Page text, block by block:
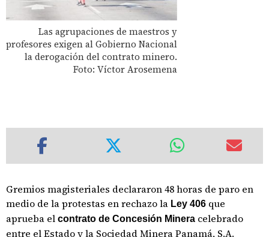
Las agrupaciones de maestros y
profesores exigen al Gobierno Nacional
la derogación del contrato minero.
Foto: Víctor Arosemena
Gremios magisteriales declararon 48 horas de paro en
medio de la protestas en rechazo la Ley 406 que
aprueba el contrato de Concesión Minera celebrado
entre el Estado y la Sociedad Minera Panamá, S.A.